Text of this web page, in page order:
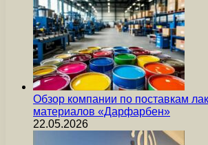
Обзор компании по поставкам
материалов «Дарфарбен»
22.05.2026